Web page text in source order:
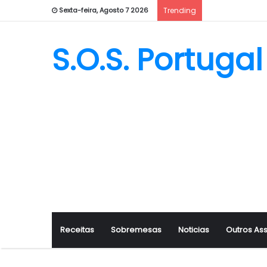
Sexta-feira, Agosto 7 2026 Trending
S.O.S. Portugal
Receitas Sobremesas Noticias Outros